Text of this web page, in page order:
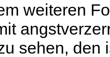
weiteren
sehen, den